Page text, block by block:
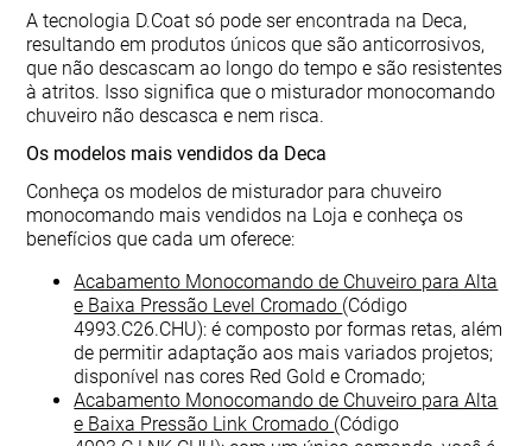
A tecnologia D.Coat só pode ser encontrada na Deca,
resultando em produtos únicos que são anticorrosivos,
que não descascam ao longo do tempo e são resistentes
à atritos. Isso significa que o misturador monocomando
chuveiro não descasca e nem risca.
Os modelos mais vendidos da Deca
Conheça os modelos de misturador para chuveiro
monocomando mais vendidos na Loja e conheça os
benefícios que cada um oferece:
Acabamento Monocomando de Chuveiro para Alta
e Baixa Pressão Level Cromado (Código
4993.C26.CHU): é composto por formas retas, além
de permitir adaptação aos mais variados projetos;
disponível nas cores Red Gold e Cromado;
Acabamento Monocomando de Chuveiro para Alta
e Baixa Pressão Link Cromado (Código